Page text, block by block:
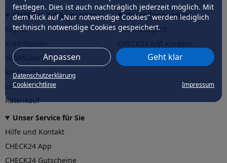
festlegen. Dies ist auch nachträglich jederzeit möglich. Mit
dem Klick auf „Nur notwendige Cookies” werden lediglich
technisch notwendige Cookies gespeichert.
Anpassen Geht klar
Datenschutzerklärung
Cookierichtlinie
Impressum
CHECK24 Zahlungsarten
PayPal
Sofortüberweisung
Rechnung
Lastschrift
Ratenkauf
Unser Engagement
Nachhaltigkeit
CHECK24hilftder Natur
Unser Service für Sie
Hilfe und Kontakt
CHECK24 App
CHECK24 Gutscheine